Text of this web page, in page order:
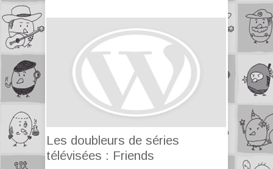
Les doubleurs de séries
télévisées : Friends